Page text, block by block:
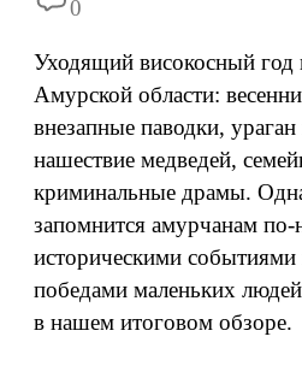
0
Уходящий високосный год
Амурской области:
внезапные паводки,
нашествие медведей,
криминальные драмы.
запомнится амурчанам
историческими
победами маленьких
в нашем итоговом обзоре.